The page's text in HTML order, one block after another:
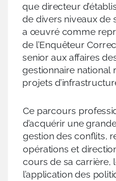
que directeur
de divers niveaux de
a œuvré comme
de l’Enquêteur
senior aux affaires
gestionnaire national
projets
Ce parcours
d’acquérir une
gestion des conflits,
opérations et
cours de sa carrière,
l’application des